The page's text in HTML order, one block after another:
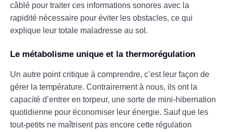
câblé pour traiter ces informations sonores avec la
rapidité nécessaire pour éviter les obstacles, ce qui
explique leur totale maladresse au sol.
Le métabolisme unique et la thermorégulation
Un autre point critique à comprendre, c’est leur façon de
gérer la température. Contrairement à nous, ils ont la
capacité d’entrer en torpeur, une sorte de mini-hibernation
quotidienne pour économiser leur énergie. Sauf que les
tout-petits ne maîtrisent pas encore cette régulation